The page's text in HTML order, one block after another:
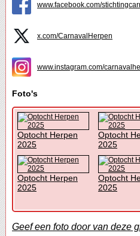
www.facebook.com/
x.com/CarnavalHerpen
www.instagram.com/
Foto's
Optocht Herpen
2025
Optocht
2025
Optocht Herpen
2025
Optocht
2025
Geef een foto door van deze